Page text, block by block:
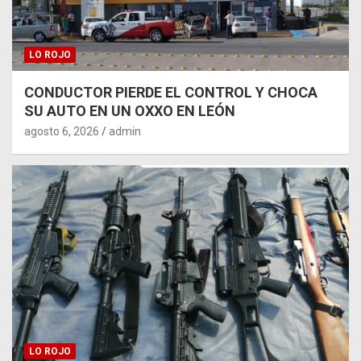
LO ROJO
CONDUCTOR PIERDE EL CONTROL Y CHOCA
SU AUTO EN UN OXXO EN LEÓN
agosto 6, 2026 admin
LO ROJO